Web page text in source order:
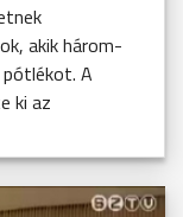
akik három-
A
ki az